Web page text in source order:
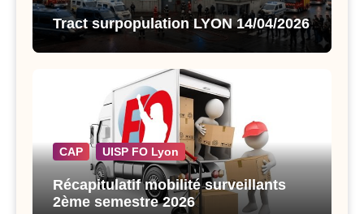
Tract surpopulation LYON 14/04/2026
CAP UISP FO Lyon
Récapitulatif mobilité surveillants
2ème semestre 2026